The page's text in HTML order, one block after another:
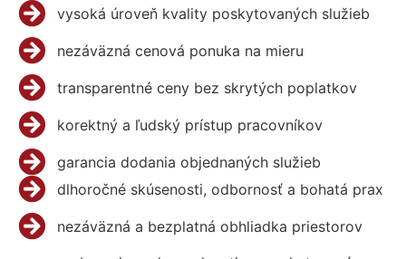
vysoká úroveň kvality poskytovaných služieb
nezáväzná cenová ponuka na mieru
transparentné ceny bez skrytých poplatkov
korektný a ľudský prístup pracovníkov
garancia dodania objednaných služieb
dlhoročné skúsenosti, odbornosť a bohatá prax
nezáväzná a bezplatná obhliadka priestorov